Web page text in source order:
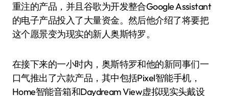
重注的产品，并且谷歌为开发整合Google Assistant
的电子产品投入了大量资金。然后他介绍了将要把
这个愿景变为现实的新人奥斯特罗。
在接下来的一小时内，奥斯特罗和他的新同事们一
口气推出了六款产品，其中包括Pixel智能手机，
Home智能音箱和Daydream View虚拟现实头戴设